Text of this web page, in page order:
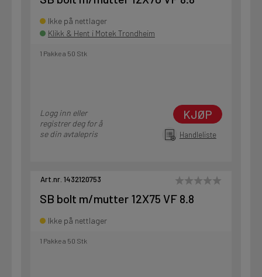
Ikke på nettlager
Klikk & Hent i Motek Trondheim
1 Pakke a 50 Stk
Logg inn eller
registrer deg for å
se din avtalepris
KJØP
Handleliste
Art.nr. 1432120753
SB bolt m/mutter 12X75 VF 8.8
Ikke på nettlager
1 Pakke a 50 Stk